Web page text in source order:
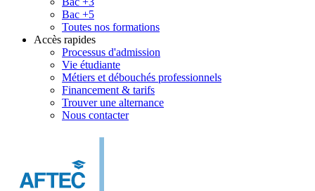
Bac +5
Toutes nos formations
Accès rapides
Processus d'admission
Vie étudiante
Métiers et débouchés professionnels
Financement & tarifs
Trouver une alternance
Nous contacter